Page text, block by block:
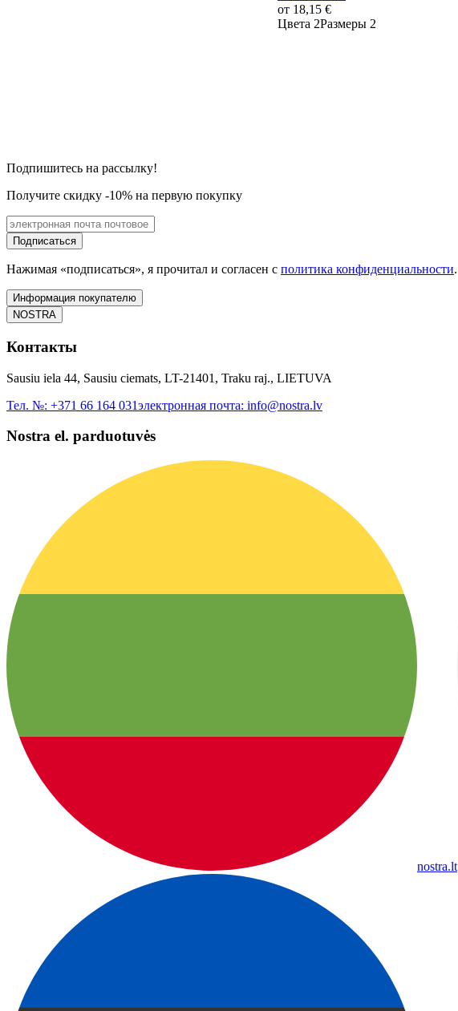
от 18,15 €
Цвета 2Размеры 2
Подпишитесь на рассылку!
Получите скидку -10% на первую покупку
Подписаться
Нажимая «подписаться», я прочитал и согласен с политика конфиденциальности.
Информация покупателю
NOSTRA
Контакты
Sausiu iela 44, Sausiu ciemats, LT-21401, Traku raj., LIETUVA
Тел. №: +371 66 164 031электронная почта: info@nostra.lv
Nostra el. parduotuvės
nostra.lt